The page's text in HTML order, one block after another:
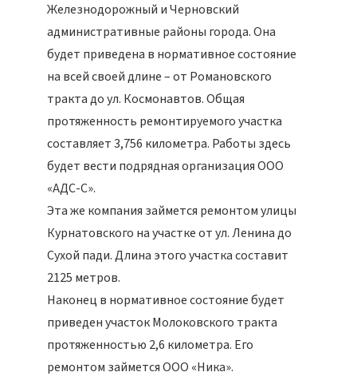
Железнодорожный и Черновский
административные районы города. Она
будет приведена в нормативное состояние
на всей своей длине – от Романовского
тракта до ул. Космонавтов. Общая
протяженность ремонтируемого участка
составляет 3,756 километра. Работы здесь
будет вести подрядная организация ООО
«АДС-С».
Эта же компания займется ремонтом улицы
Курнатовского на участке от ул. Ленина до
Сухой пади. Длина этого участка составит
2125 метров.
Наконец в нормативное состояние будет
приведен участок Молоковского тракта
протяженностью 2,6 километра. Его
ремонтом займется ООО «Ника».